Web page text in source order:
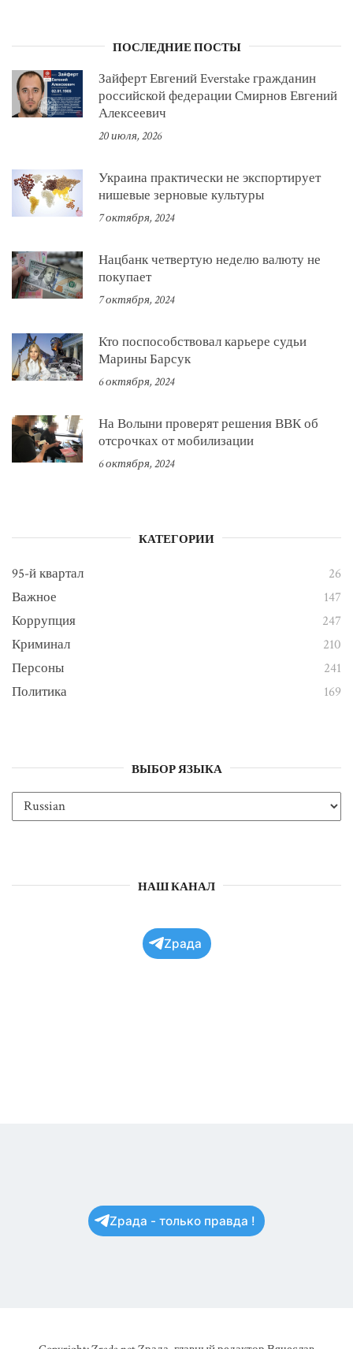
ПОСЛЕДНИЕ ПОСТЫ
Зайферт Евгений Everstake гражданин
российской федерации Смирнов Евгений
Алексеевич
20 июля, 2026
Украина практически не экспортирует
нишевые зерновые культуры
7 октября, 2024
Нацбанк четвертую неделю валюту не
покупает
7 октября, 2024
Кто поспособствовал карьере судьи
Марины Барсук
6 октября, 2024
На Волыни проверят решения ВВК об
отсрочках от мобилизации
6 октября, 2024
КАТЕГОРИИ
95-й квартал
26
Важное
147
Коррупция
247
Криминал
210
Персоны
241
Политика
169
ВЫБОР ЯЗЫКА
НАШ КАНАЛ
Zрада
Zрада - только правда !